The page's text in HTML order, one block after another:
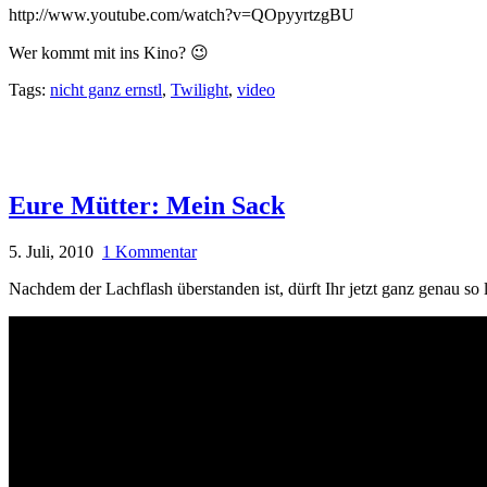
http://www.youtube.com/watch?v=QOpyyrtzgBU
Wer kommt mit ins Kino? 😉
Tags: nicht ganz ernstl, Twilight, video
Eure Mütter: Mein Sack
5. Juli, 2010 1 Kommentar
Nachdem der Lachflash überstanden ist, dürft Ihr jetzt ganz genau so